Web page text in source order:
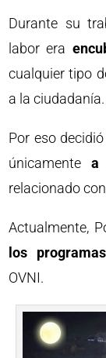
Durante su
labor era
cualquier tipo
a la ciudadanía.
Por eso
únicamentea
relacionado
Actualmente,
los programas
OVNI.